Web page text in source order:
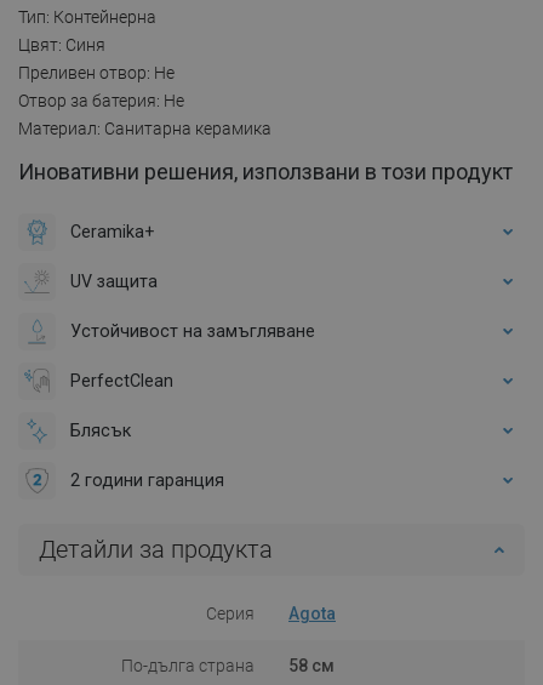
Тип: Контейнерна
Цвят: Синя
Преливен отвор: Не
Отвор за батерия: Не
Материал: Санитарна керамика
Иновативни решения, използвани в този продукт
Ceramika+
UV защита
Устойчивост на замъгляване
PerfectClean
Блясък
2 години гаранция
Детайли за продукта
Серия Agota
По-дълга страна 58 см